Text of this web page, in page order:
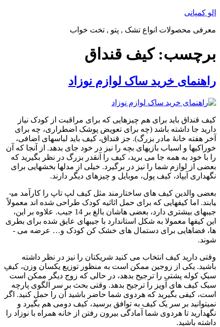
پرش
محتوا
الو کمپانی
معرفی محصولات انواع تشک , پتو , تخت خواب
برچسب:کیف قنداق
راهنمای خرید ساک لوازم نوزاد
کیف قنداق باید برای هم چیزهایی که برای مراقبت از کودک نیاز
دارید جا داشته باشد (چه برای تعویض پوشک اضطراری، چه برای
آخر هفته خانۀ مادر بزرگ). جز قنداق، کیف باید لباس­های اضافی،
خوراکی­ها و اسباب ­بازی­های بچه را نیز در خود جای بدهد. از آنجا که آن
را با خود به همه ­جا می­ برید، کیف را آنقدر بزرگ در نظر بگیرید که
بعضی از لوازم شما را نیز در برگیرد. خیلی از مدل­ها بخش­هایی برای
نگه­داری آی­پاد، کیف پول، موبایل و چیزهای دیگر دارند.
بعضی والدین کیف ­های ساختار­مند مثل کیف لپ ­تاپ را کارآمد می­
یابند. اما کیف­هایی که برای حمل اثاثیه کودک طراحی شده ­اند معمولاً
جیب­های بیشتری دارد، بعضی­ هاشان بالغ بر 14 جیب. علاوه بر این،
این کیف­ها معمولا به شکل استاندارد با جیب­های عایق ­شده برای بطری
­ها، فضاهایی برای دستمال­ های خشک­ کن کودک و… عرضه می ­
شوند.
وقتی دارید کیف انتخاب می ­کنید شریک­تان را نیز در نظر داشته
باشید. یکی از زوجین ممکن است به منظور توزیع یکسان وزن، کیفِ
سبکِ کوله ­پشتی را ترجیح بدهد، در حالی که زوج دیگر ممکن است
سبک کیف­ های آویز را ترجیح بدهد. وقتی بحث بر سر الگوی پارچه
است، کیفی بگیرید که هردوی شما حاضر باشید آن را حمل کنید. اگر
نمی­توانید بر سر یک کیف به توافق برسید، کیف دومی هم بگیرد و
نگه­دارید تا هردوی شما آماد­گی بیرون رفتن از خانه همراه با نوزاد را
داشته باشید.